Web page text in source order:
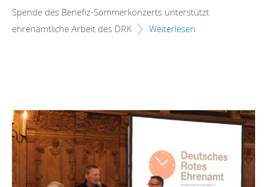
Spende des Benefiz-Sommerkonzerts unterstützt
ehrenamtliche Arbeit des DRK
Weiterlesen